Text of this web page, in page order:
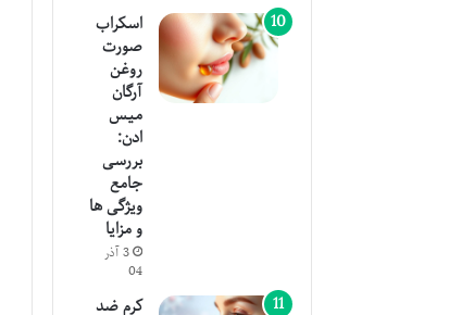
اسکراب
صورت
روغن
آرگان
میس
ادن:
بررسی
جامع
ویژگی ها
و مزایا
3 آذر
04
کرم ضد